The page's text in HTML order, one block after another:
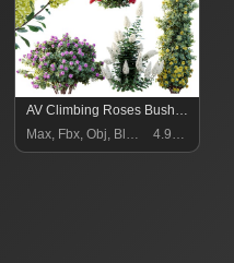
AV Climbing Roses Bush and Hydrangea Paniculata Levana Trawberry Melba
Max, Fbx, Obj, Blend
4.96 $